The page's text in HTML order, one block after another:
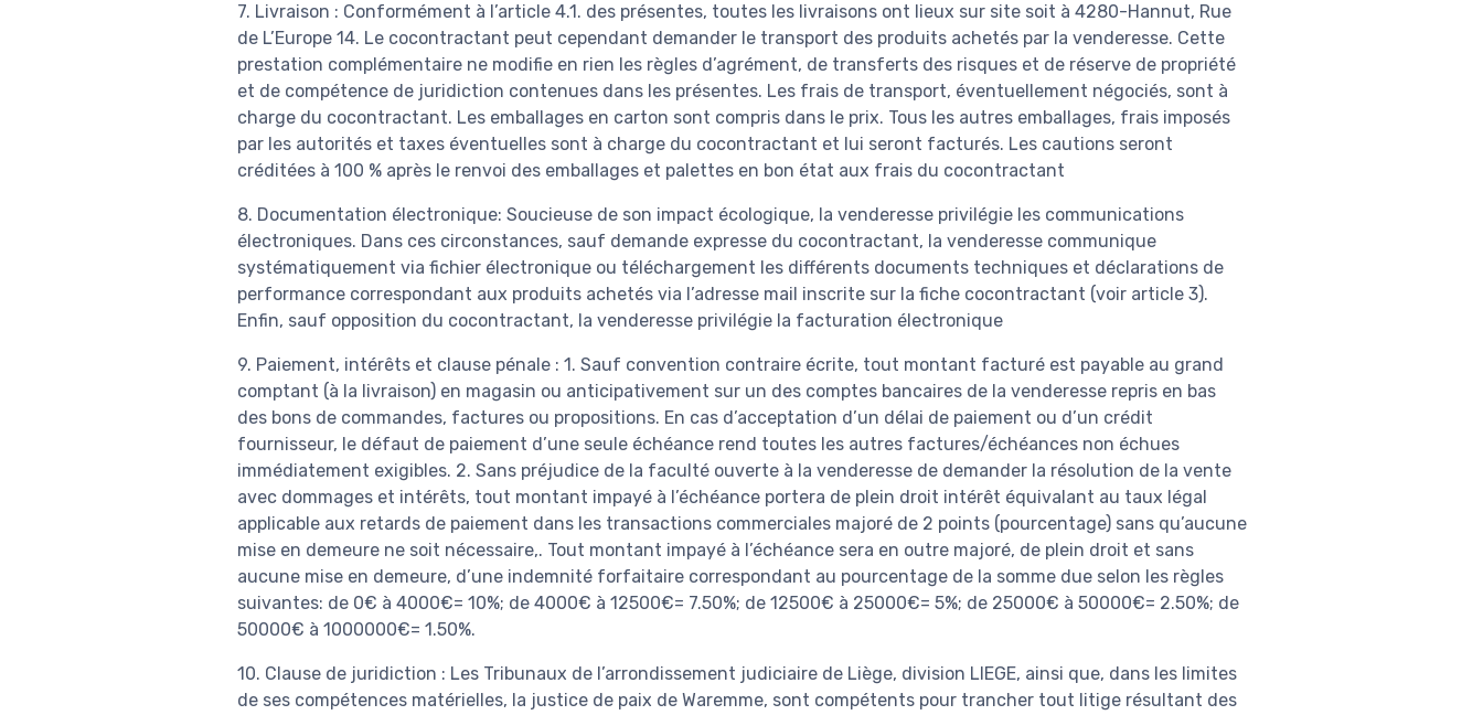
7. Livraison : Conformément à l’article 4.1. des présentes, toutes les livraisons ont lieux sur site soit à 4280-Hannut, Rue
de L’Europe 14. Le cocontractant peut cependant demander le transport des produits achetés par la venderesse. Cette
prestation complémentaire ne modifie en rien les règles d’agrément, de transferts des risques et de réserve de propriété
et de compétence de juridiction contenues dans les présentes. Les frais de transport, éventuellement négociés, sont à
charge du cocontractant. Les emballages en carton sont compris dans le prix. Tous les autres emballages, frais imposés
par les autorités et taxes éventuelles sont à charge du cocontractant et lui seront facturés. Les cautions seront
créditées à 100 % après le renvoi des emballages et palettes en bon état aux frais du cocontractant
8. Documentation électronique: Soucieuse de son impact écologique, la venderesse privilégie les communications
électroniques. Dans ces circonstances, sauf demande expresse du cocontractant, la venderesse communique
systématiquement via fichier électronique ou téléchargement les différents documents techniques et déclarations de
performance correspondant aux produits achetés via l’adresse mail inscrite sur la fiche cocontractant (voir article 3).
Enfin, sauf opposition du cocontractant, la venderesse privilégie la facturation électronique
9. Paiement, intérêts et clause pénale : 1. Sauf convention contraire écrite, tout montant facturé est payable au grand
comptant (à la livraison) en magasin ou anticipativement sur un des comptes bancaires de la venderesse repris en bas
des bons de commandes, factures ou propositions. En cas d’acceptation d’un délai de paiement ou d’un crédit
fournisseur, le défaut de paiement d’une seule échéance rend toutes les autres factures/échéances non échues
immédiatement exigibles. 2. Sans préjudice de la faculté ouverte à la venderesse de demander la résolution de la vente
avec dommages et intérêts, tout montant impayé à l’échéance portera de plein droit intérêt équivalant au taux légal
applicable aux retards de paiement dans les transactions commerciales majoré de 2 points (pourcentage) sans qu’aucune
mise en demeure ne soit nécessaire,. Tout montant impayé à l’échéance sera en outre majoré, de plein droit et sans
aucune mise en demeure, d’une indemnité forfaitaire correspondant au pourcentage de la somme due selon les règles
suivantes: de 0€ à 4000€= 10%; de 4000€ à 12500€= 7.50%; de 12500€ à 25000€= 5%; de 25000€ à 50000€= 2.50%; de
50000€ à 1000000€= 1.50%.
10. Clause de juridiction : Les Tribunaux de l’arrondissement judiciaire de Liège, division LIEGE, ainsi que, dans les limites
de ses compétences matérielles, la justice de paix de Waremme, sont compétents pour trancher tout litige résultant des